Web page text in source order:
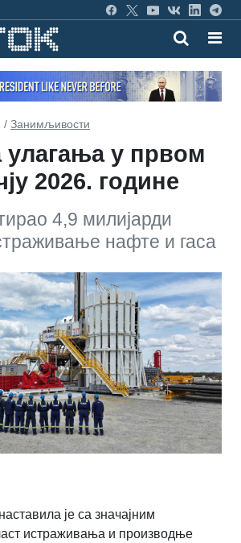
/ Занимљивости
улагања у првом
2026. године
4,9 милијарди
нафте и гаса
је са значајним
истраживања и производње